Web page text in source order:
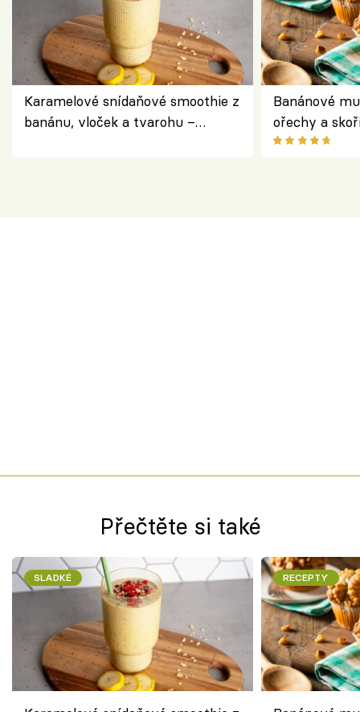
Karamelové snídaňové smoothie z
banánu, vloček a tvarohu –
Banánové
ořechy a
Přečtěte si také
SLADKÉ RECEPTY